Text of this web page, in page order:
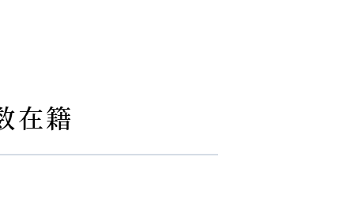
在籍